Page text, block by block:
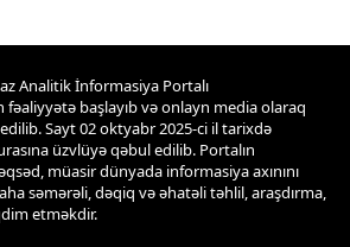
Analitik İnformasiya Portalı
fəaliyyətə başlayıb və onlayn media olaraq
Sayt 02 oktyabr 2025-ci il tarixdə
üzvlüyə qəbul edilib. Portalın
müasir dünyada informasiya axınını
səmərəli, dəqiq və əhatəli təhlil, araşdırma,
etməkdir.